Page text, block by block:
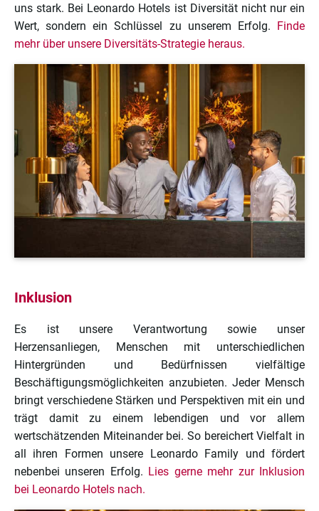
uns stark. Bei Leonardo Hotels ist Diversität nicht nur ein
Wert, sondern ein Schlüssel zu unserem Erfolg. Finde
mehr über unsere Diversitäts-Strategie heraus.
Inklusion
Es ist unsere Verantwortung sowie unser
Herzensanliegen, Menschen mit unterschiedlichen
Hintergründen und Bedürfnissen vielfältige
Beschäftigungsmöglichkeiten anzubieten. Jeder Mensch
bringt verschiedene Stärken und Perspektiven mit ein und
trägt damit zu einem lebendigen und vor allem
wertschätzenden Miteinander bei. So bereichert Vielfalt in
all ihren Formen unsere Leonardo Family und fördert
nebenbei unseren Erfolg. Lies gerne mehr zur Inklusion
bei Leonardo Hotels nach.